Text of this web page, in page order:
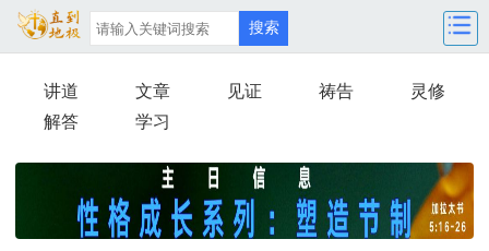
讲道 文章 见证 祷告
灵修
解答
学习